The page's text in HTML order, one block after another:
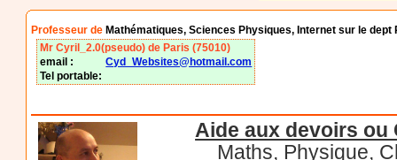
Professeur de Mathématiques, Sciences Physiques, Internet sur le dept
Mr Cyril_2.0(pseudo) de Paris (75010)
email :
Cyd_Websites@hotmail.com
Tel portable:
Aide aux devoirs ou
Maths, Physique,